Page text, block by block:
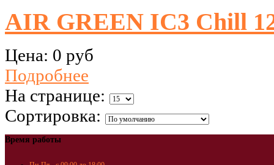
AIR GREEN IC3 Chill
Цена: 0 руб
Подробнее
На странице:
Сортировка:
Время работы